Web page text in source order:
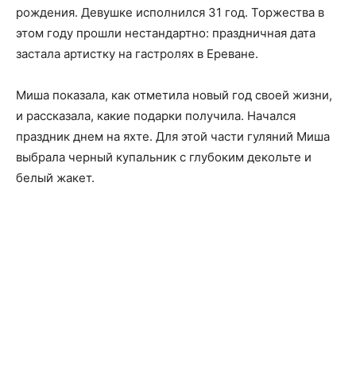
рождения. Девушке исполнился 31 год. Торжества в
этом году прошли нестандартно: праздничная дата
застала артистку на гастролях в Ереване.
Миша показала, как отметила новый год своей жизни,
и рассказала, какие подарки получила. Начался
праздник днем на яхте. Для этой части гуляний Миша
выбрала черный купальник с глубоким декольте и
белый жакет.